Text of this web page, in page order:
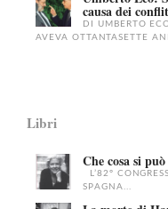
causa dei
DI UMBERTO
AVEVA OTTANTASETTE
Libri
Che cosa si
L’82°
SPAGNA...